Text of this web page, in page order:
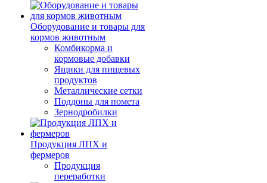
Оборудование и товары для
кормов животным
Комбикорма и
кормовые добавки
Ящики для пищевых
продуктов
Металлические сетки
Поддоны для помета
Зернодробилки
Продукция ЛПХ и
фермеров
Продукция
переработки